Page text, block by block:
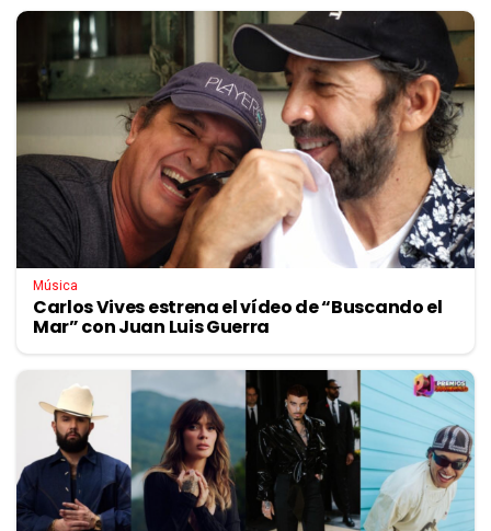
Música
Carlos Vives estrena el vídeo de “Buscando el
Mar” con Juan Luis Guerra